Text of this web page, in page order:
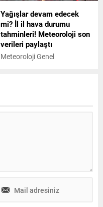
Yağışlar devam edecek
mi? İl il hava durumu
tahminleri! Meteoroloji son
verileri paylaştı
Meteoroloji Genel
olmak üzere yağmur